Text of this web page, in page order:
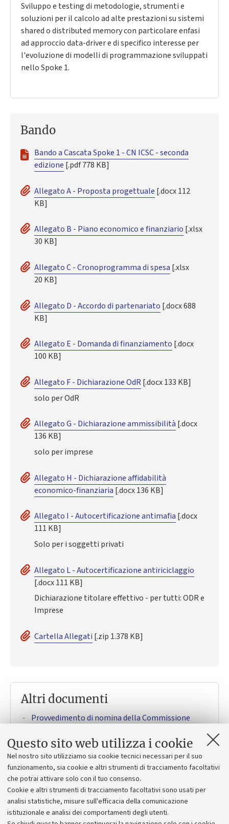
Questo sito web utilizza i cookie
Nel nostro sito utilizziamo sia cookie tecnici necessari per il suo
funzionamento, sia cookie e altri strumenti di tracciamento facoltativi
che potrai attivare solo con il tuo consenso.
Cookie e altri strumenti di tracciamento facoltativi sono usati per
analisi statistiche, misure sull'efficacia della comunicazione
istituzionale e analisi dei comportamenti degli utenti.
Sviluppo e testing di metodologie, strumenti e
soluzioni per il calcolo ad alte prestazioni su sistemi
shared o distributed memory con particolare enfasi
ad approccio data-driver e di specifico interesse per
l'evoluzione di modelli di programmazione sviluppati
nello Spoke 1.
Bando
Bando a Cascata Spoke 1 - CN ICSC - seconda
edizione [.pdf 778 KB]
Allegato A - Proposta progettuale [.docx 112
KB]
Allegato B - Piano economico e finanziario [.xlsx
30 KB]
Allegato C - Cronoprogramma di spesa [.xlsx
20 KB]
Allegato D - Accordo di partenariato [.docx 688
KB]
Allegato E - Domanda di finanziamento [.docx
100 KB]
Allegato F - Dichiarazione OdR[.docx 133 KB]
solo per OdR
Allegato G - Dichiarazione ammissibilità [.docx
136 KB]
solo per imprese
Allegato H - Dichiarazione affidabilità
economico-finanziaria [.docx 136 KB]
Allegato I - Autocertificazione antimafia [.docx
111 KB]
Solo per i soggetti privati
Allegato L - Autocertificazione antiriciclaggio
[.docx 111 KB]
Dichiarazione titolare effettivo - per tutti: ODR e
Imprese
Cartella Allegati [.zip 1.378 KB]
Altri documenti
Provvedimento di nomina della Commissione
provvedimento approvazione atti [.pdf 234 KB]
Graduatoria con le proposte ammesse a
finanziamento
Rettifica Provvedimento approvazione Atti [.pdf
224 KB]